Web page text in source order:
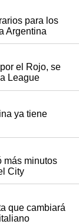
para los
Argentina
el Rojo, se
League
ya tiene
más minutos
City
que cambiará